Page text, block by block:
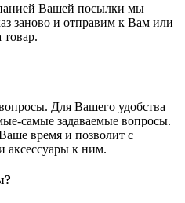
Вашей посылки мы
заново и отправим к Вам или
Для Вашего удобства
самые задаваемые вопросы.
время и позволит с
к ним.